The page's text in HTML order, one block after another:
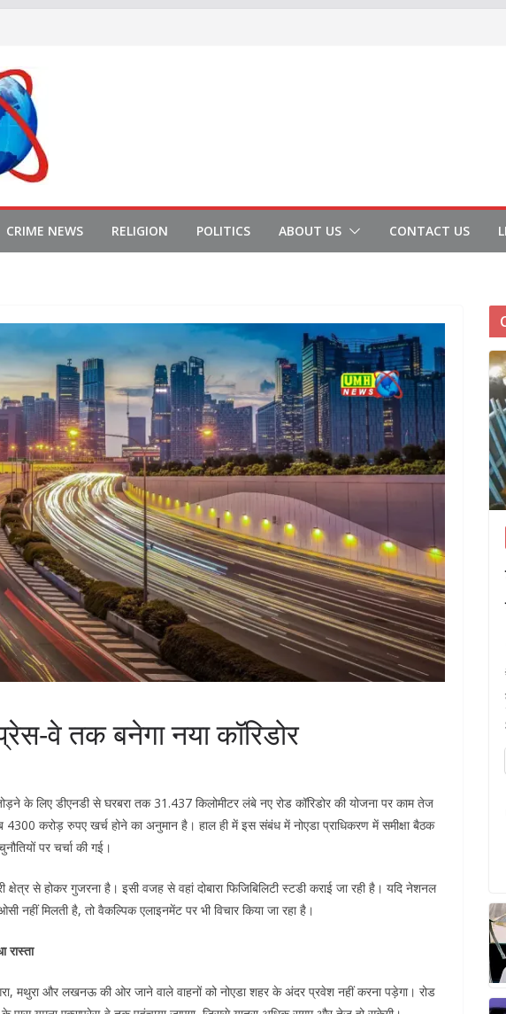
CRIME NEWS RELIGION POLITICS ABOUT US CONTACT US
वे तक बनेगा नया कॉरिडोर
के लिए डीएनडी से घरबरा तक 31.437 किलोमीटर लंबे नए रोड कॉरिडोर की योजना पर काम तेज
4300 करोड़ रुपए खर्च होने का अनुमान है। हाल ही में इस संबंध में नोएडा प्राधिकरण में समीक्षा बैठक
पर चर्चा की गई।
क्षेत्र से होकर गुजरना है। इसी वजह से वहां दोबारा फिजिबिलिटी स्टडी कराई जा रही है। यदि नेशनल
नहीं मिलती है, तो वैकल्पिक एलाइनमेंट पर भी विचार किया जा रहा है।
रास्ता
मथुरा और लखनऊ की ओर जाने वाले वाहनों को नोएडा शहर के अंदर प्रवेश नहीं करना पड़ेगा। रोड